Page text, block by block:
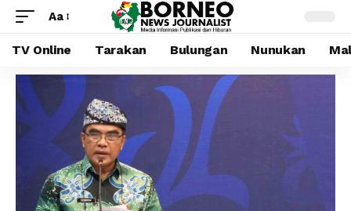
Aa
TV Online Tarakan Bulungan Nunukan